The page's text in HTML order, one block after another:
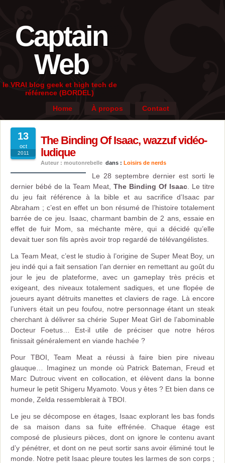
Captain
Web
le VRAI blog geek et high tech de
référence (BORDEL)
Home
À propos Contact
13
oct
2011
The Binding Of Isaac, wazzuf vidéo-
ludique
Auteur : moutonrebelle dans : Loisirs de nerds
Le 28 septembre dernier est sorti le
dernier bébé de la Team Meat, The Binding Of Isaac . Le titre
du jeu fait référence à la bible et au sacrifice d’Isaac par
Abraham ; c’est en effet un bon résumé de l’histoire totalement
barrée de ce jeu. Isaac, charmant bambin de 2 ans, essaie en
effet de fuir Mom, sa méchante mère, qui a décidé qu’elle
devait tuer son fils après avoir trop regardé de télévangélistes.
La Team Meat, c’est le studio à l’origine de Super Meat Boy, un
jeu indé qui a fait sensation l’an dernier en remettant au goût du
jour le jeu de plateforme, avec un gameplay très précis et
exigeant, des niveaux totalement sadiques, et une flopée de
joueurs ayant détruits manettes et claviers de rage. Là encore
l’univers était un peu foufou, notre personnage étant un steak
cherchant à délivrer sa chérie Super Meat Girl de l’abominable
Docteur Foetus… Est-il utile de préciser que notre héros
finissait généralement en viande hachée ?
Pour TBOI, Team Meat a réussi à faire bien pire niveau
glauque… Imaginez un monde où Patrick Bateman, Freud et
Marc Dutrouc vivent en collocation, et élèvent dans la bonne
humeur le petit Shigeru Myamoto. Vous y êtes ? Et bien dans ce
monde, Zelda ressemblerait à TBOI.
Le jeu se décompose en étages, Isaac explorant les bas fonds
de sa maison dans sa fuite effrénée. Chaque étage est
composé de plusieurs pièces, dont on ignore le contenu avant
d’y pénétrer, et dont on ne peut sortir sans avoir éliminé tout le
monde. Notre petit Isaac pleure toutes les larmes de son corps ;